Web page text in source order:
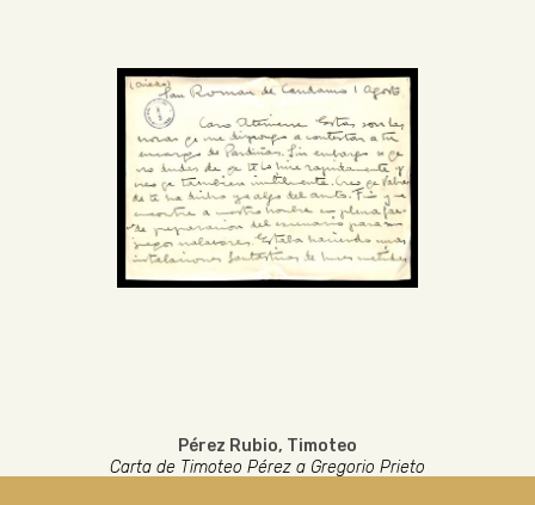
Pérez Rubio, Timoteo
Carta de Timoteo Pérez a Gregorio Prieto